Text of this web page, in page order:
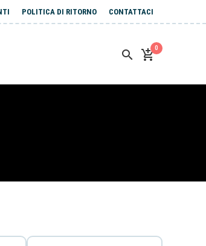
POLITICA DI RITORNO CONTATTACI
0